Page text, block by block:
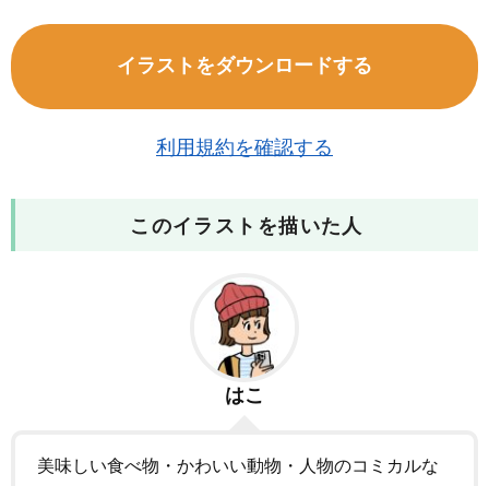
イラストをダウンロードする
利用規約を確認する
このイラストを描いた人
はこ
美味しい食べ物・かわいい動物・人物のコミカルな